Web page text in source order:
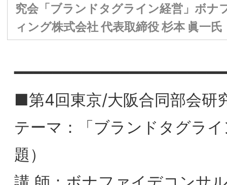
■第4回東京/大阪合同部会研究会
講 師：ボナファイデコンサルティング株
会社 代表取締役 杉本 眞一氏 BSMI会員
日 時：2025年11月４日（火）17:00～19：
00
会 場：BSMI東京事務局（マックス・コム